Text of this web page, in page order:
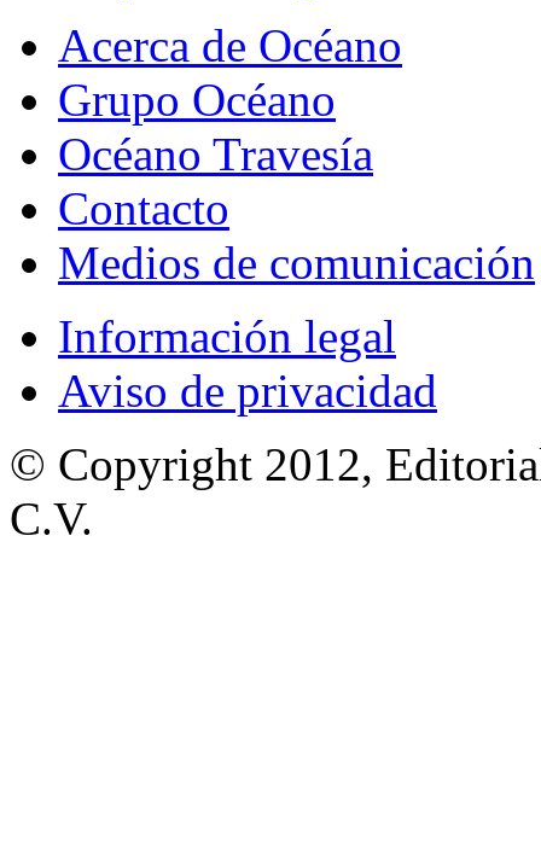
Acerca de Océano
Grupo Océano
Océano Travesía
Contacto
Medios de comunicación
Información legal
Aviso de privacidad
© Copyright 2012,
C.V.